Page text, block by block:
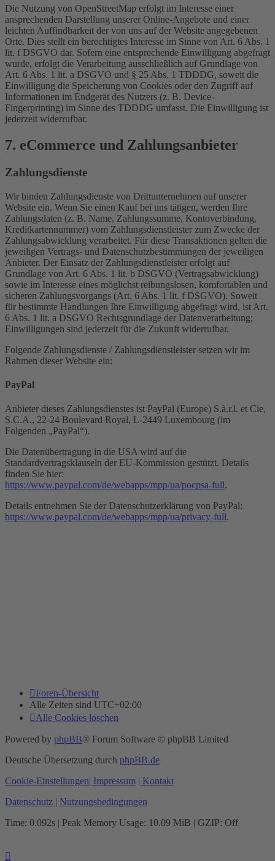
Die Nutzung von OpenStreetMap erfolgt im Interesse einer
ansprechenden Darstellung unserer Online-Angebote und einer
leichten Auffindbarkeit der von uns auf der Website angegebenen
Orte. Dies stellt ein berechtigtes Interesse im Sinne von Art. 6 Abs. 1
lit. f DSGVO dar. Sofern eine entsprechende Einwilligung abgefragt
wurde, erfolgt die Verarbeitung ausschließlich auf Grundlage von
Art. 6 Abs. 1 lit. a DSGVO und § 25 Abs. 1 TDDDG, soweit die
Einwilligung die Speicherung von Cookies oder den Zugriff auf
Informationen im Endgerät des Nutzers (z. B. Device-
Fingerprinting) im Sinne des TDDDG umfasst. Die Einwilligung ist
jederzeit widerrufbar.
7. eCommerce und Zahlungs­anbieter
Zahlungsdienste
Wir binden Zahlungsdienste von Drittunternehmen auf unserer
Website ein. Wenn Sie einen Kauf bei uns tätigen, werden Ihre
Zahlungsdaten (z. B. Name, Zahlungssumme, Kontoverbindung,
Kreditkartennummer) vom Zahlungsdienstleister zum Zwecke der
Zahlungsabwicklung verarbeitet. Für diese Transaktionen gelten die
jeweiligen Vertrags- und Datenschutzbestimmungen der jeweiligen
Anbieter. Der Einsatz der Zahlungsdienstleister erfolgt auf
Grundlage von Art. 6 Abs. 1 lit. b DSGVO (Vertragsabwicklung)
sowie im Interesse eines möglichst reibungslosen, komfortablen und
sicheren Zahlungsvorgangs (Art. 6 Abs. 1 lit. f DSGVO). Soweit
für bestimmte Handlungen Ihre Einwilligung abgefragt wird, ist Art.
6 Abs. 1 lit. a DSGVO Rechtsgrundlage der Datenverarbeitung;
Einwilligungen sind jederzeit für die Zukunft widerrufbar.
Folgende Zahlungsdienste / Zahlungsdienstleister setzen wir im
Rahmen dieser Website ein:
PayPal
Anbieter dieses Zahlungsdienstes ist PayPal (Europe) S.à.r.l. et Cie,
S.C.A., 22-24 Boulevard Royal, L-2449 Luxembourg (im
Folgenden „PayPal“).
Die Datenübertragung in die USA wird auf die
Standardvertragsklauseln der EU-Kommission gestützt. Details
finden Sie hier:
https://www.paypal.com/de/webapps/mpp/ua/pocpsa-full.
Details entnehmen Sie der Datenschutzerklärung von PayPal:
https://www.paypal.com/de/webapps/mpp/ua/privacy-full.
Foren-Übersicht
Alle Zeiten sind UTC+02:00
Alle Cookies löschen
Powered by phpBB® Forum Software © phpBB Limited
Deutsche Übersetzung durch phpBB.de
Cookie-Einstellungen| Impressum | Kontakt
Datenschutz | Nutzungsbedingungen
Time: 0.092s | Peak Memory Usage: 10.09 MiB | GZIP: Off